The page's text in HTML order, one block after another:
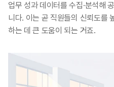
업무 성과 데이터를 수집·분석해
니다. 이는 곧 직원들의 신뢰도를
하는 데 큰 도움이 되는 거죠.